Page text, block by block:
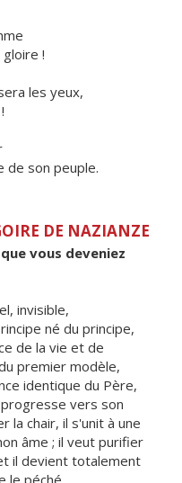
!
les yeux,
de son peuple.
DE NAZIANZE
vous deveniez
invisible,
né du principe,
de la vie et de
premier modèle,
identique du Père,
vers son
la chair, il s'unit à une
âme ; il veut purifier
il devient totalement
le péché.